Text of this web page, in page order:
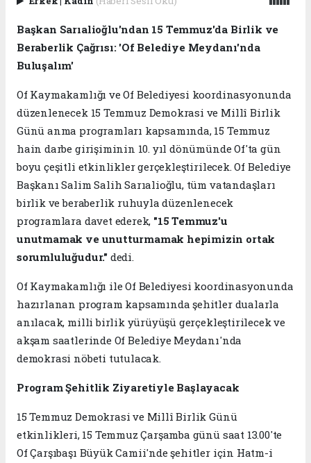
Başkan Sarıalioğlu'ndan 15 Temmuz'da Birlik ve
Beraberlik Çağrısı: 'Of Belediye Meydanı'nda
Buluşalım'
Of Kaymakamlığı ve Of Belediyesi koordinasyonunda
düzenlenecek 15 Temmuz Demokrasi ve Millî Birlik
Günü anma programları kapsamında, 15 Temmuz
hain darbe girişiminin 10. yıl dönümünde Of'ta gün
boyu çeşitli etkinlikler gerçekleştirilecek. Of Belediye
Başkanı Salim Salih Sarıalioğlu, tüm vatandaşları
birlik ve beraberlik ruhuyla düzenlenecek
programlara davet ederek, "15 Temmuz'u
unutmamak ve unutturmamak hepimizin ortak
sorumluluğudur." dedi.
Of Kaymakamlığı ile Of Belediyesi koordinasyonunda
hazırlanan program kapsamında şehitler dualarla
anılacak, milli birlik yürüyüşü gerçekleştirilecek ve
akşam saatlerinde Of Belediye Meydanı'nda
demokrasi nöbeti tutulacak.
Program Şehitlik Ziyaretiyle Başlayacak
15 Temmuz Demokrasi ve Millî Birlik Günü
etkinlikleri, 15 Temmuz Çarşamba günü saat 13.00'te
Of Çarşıbaşı Büyük Camii'nde şehitler için Hatm-i